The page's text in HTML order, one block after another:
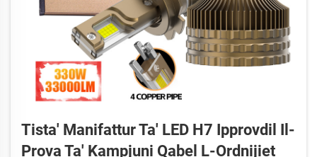
Tista' Manifattur Ta' LED H7 Ipprovdil Il-
Prova Ta' Kampjuni Qabel L-Ordnijiet